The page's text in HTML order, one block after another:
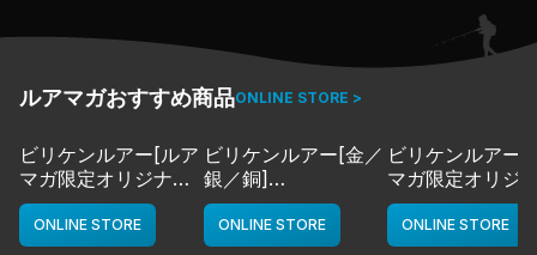
ルアマガおすすめ商品ONLINE STORE >
ビリケンルアー[ルア
マガ限定オリジナル
カラー／LMチャー
ト]
ONLINE STORE
ビリケンルアー[金／
銀／銅]
deps
ONLINE STORE
ビリケンルアー[
マガ限定オリジ
カラー／LMボー
ワイト]
ONLINE STORE